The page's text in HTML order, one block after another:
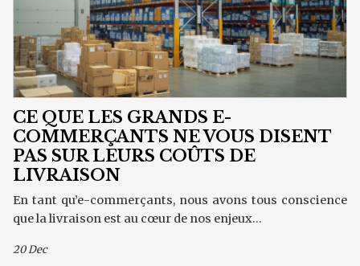
CE QUE LES GRANDS E-
COMMERÇANTS NE VOUS DISENT
PAS SUR LEURS COÛTS DE
LIVRAISON
En tant qu’e-commerçants, nous avons tous conscience
que la livraison est au cœur de nos enjeux...
20 Dec